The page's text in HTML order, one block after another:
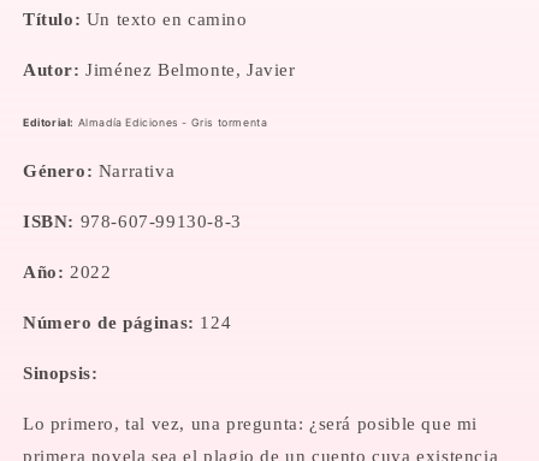
Título: Un texto en camino
Autor: Jiménez Belmonte, Javier
Editorial: Almadía Ediciones - Gris tormenta
Género: Narrativa
ISBN: 978-607-99130-8-3
Año: 2022
Número de páginas: 124
Sinopsis:
Lo primero, tal vez, una pregunta: ¿será posible que mi
primera novela sea el plagio de un cuento cuya existencia